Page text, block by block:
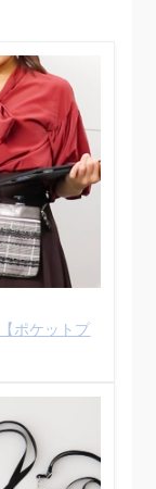
ポケットプ